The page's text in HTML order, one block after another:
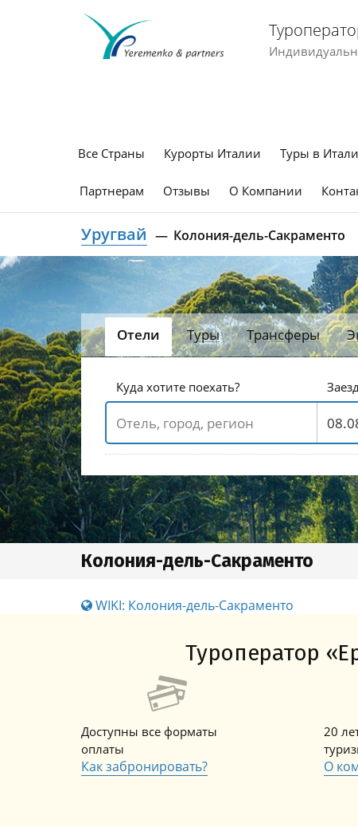
Все Страны Курорты Италии Туры в
Партнерам Отзывы О Компании
Уругвай Колония-дель-Сакраменто
Отели Туры Трансферы
Куда хотите поехать?
Колония-дель-Сакраменто
WIKI: Колония-дель-Сакраменто
Туроператор
Доступны все форматы
оплаты
Как забронировать?
20
О